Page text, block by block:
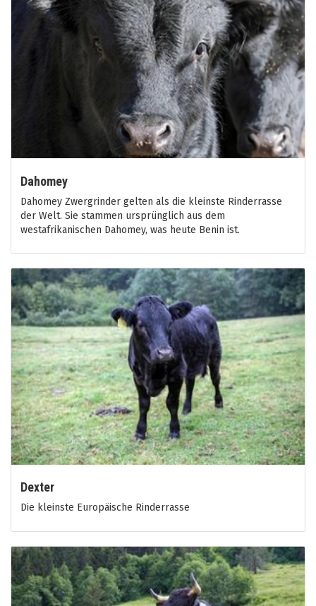
Dahomey
Dahomey Zwergrinder gelten als die kleinste Rinderrasse
der Welt. Sie stammen ursprünglich aus dem
westafrikanischen Dahomey, was heute Benin ist.
Dexter
Die kleinste Europäische Rinderrasse